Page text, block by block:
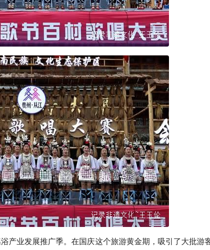
产业发展推广季。在国庆这个旅游黄金期，吸引了大批游